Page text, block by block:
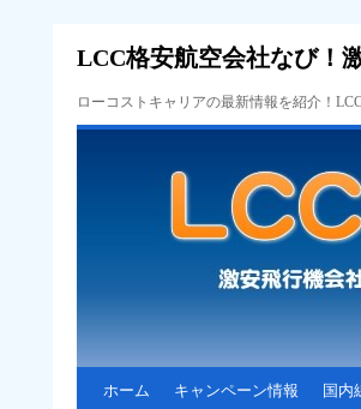
LCC格安航空会社なび！
ローコストキャリアの最新情報を紹介！
ホーム キャンペーン情報 国内